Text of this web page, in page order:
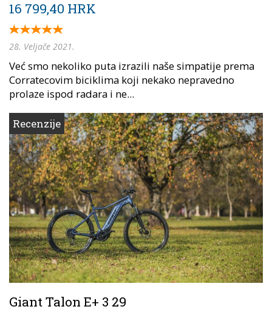
16 799,40 HRK
28. Veljače 2021.
Već smo nekoliko puta izrazili naše simpatije prema
Corratecovim biciklima koji nekako nepravedno
prolaze ispod radara i ne...
Recenzije
Giant Talon E+ 3 29